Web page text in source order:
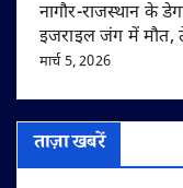
नागौर-राजस्थान के
इजराइल जंग में मौत,
मार्च 5, 2026
ताज़ा खबरें